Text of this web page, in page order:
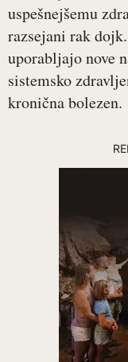
uspešnejšemu
razsejani rak
uporabljajo nove
sistemsko
kronična bolezen.